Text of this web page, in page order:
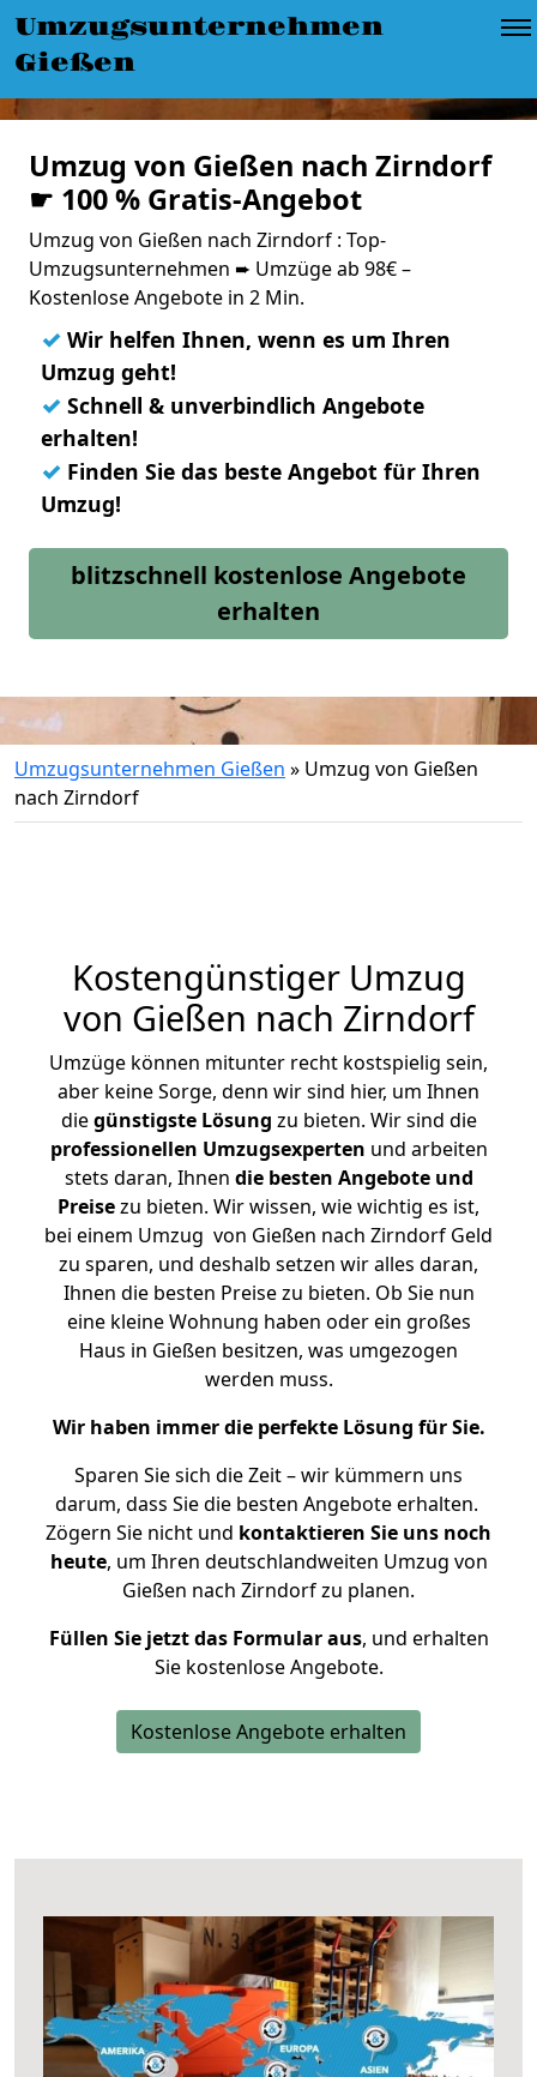
Umzugsunternehmen
Gießen
Umzug von Gießen nach Zirndorf
☛ 100 % Gratis-Angebot
Umzug von Gießen nach Zirndorf : Top-
Umzugsunternehmen ➨ Umzüge ab 98€ –
Kostenlose Angebote in 2 Min.
✓ Wir helfen Ihnen, wenn es um Ihren
Umzug geht!
✓ Schnell & unverbindlich Angebote
erhalten!
✓ Finden Sie das beste Angebot für Ihren
Umzug!
blitzschnell kostenlose Angebote
erhalten
Umzugsunternehmen Gießen » Umzug von Gießen
nach Zirndorf
Kostengünstiger Umzug
von Gießen nach Zirndorf
Umzüge können mitunter recht kostspielig sein,
aber keine Sorge, denn wir sind hier, um Ihnen
diegünstigste Lösung zu bieten. Wir sind die
professionellen Umzugsexperten und arbeiten
stets daran, Ihnen die besten Angebote und
Preisezu bieten. Wir wissen, wie wichtig es ist,
bei einem Umzug von Gießen nach Zirndorf Geld
zu sparen, und deshalb setzen wir alles daran,
Ihnen die besten Preise zu bieten. Ob Sie nun
eine kleine Wohnung haben oder ein großes
Haus in Gießen besitzen, was umgezogen
werden muss.
Wir haben immer die perfekte Lösung für Sie.
Sparen Sie sich die Zeit – wir kümmern uns
darum, dass Sie die besten Angebote erhalten.
Zögern Sie nicht und kontaktieren Sie uns noch
heute, um Ihren deutschlandweiten Umzug von
Gießen nach Zirndorf zu planen.
Füllen Sie jetzt das Formular aus, und erhalten
Sie kostenlose Angebote.
Kostenlose Angebote erhalten